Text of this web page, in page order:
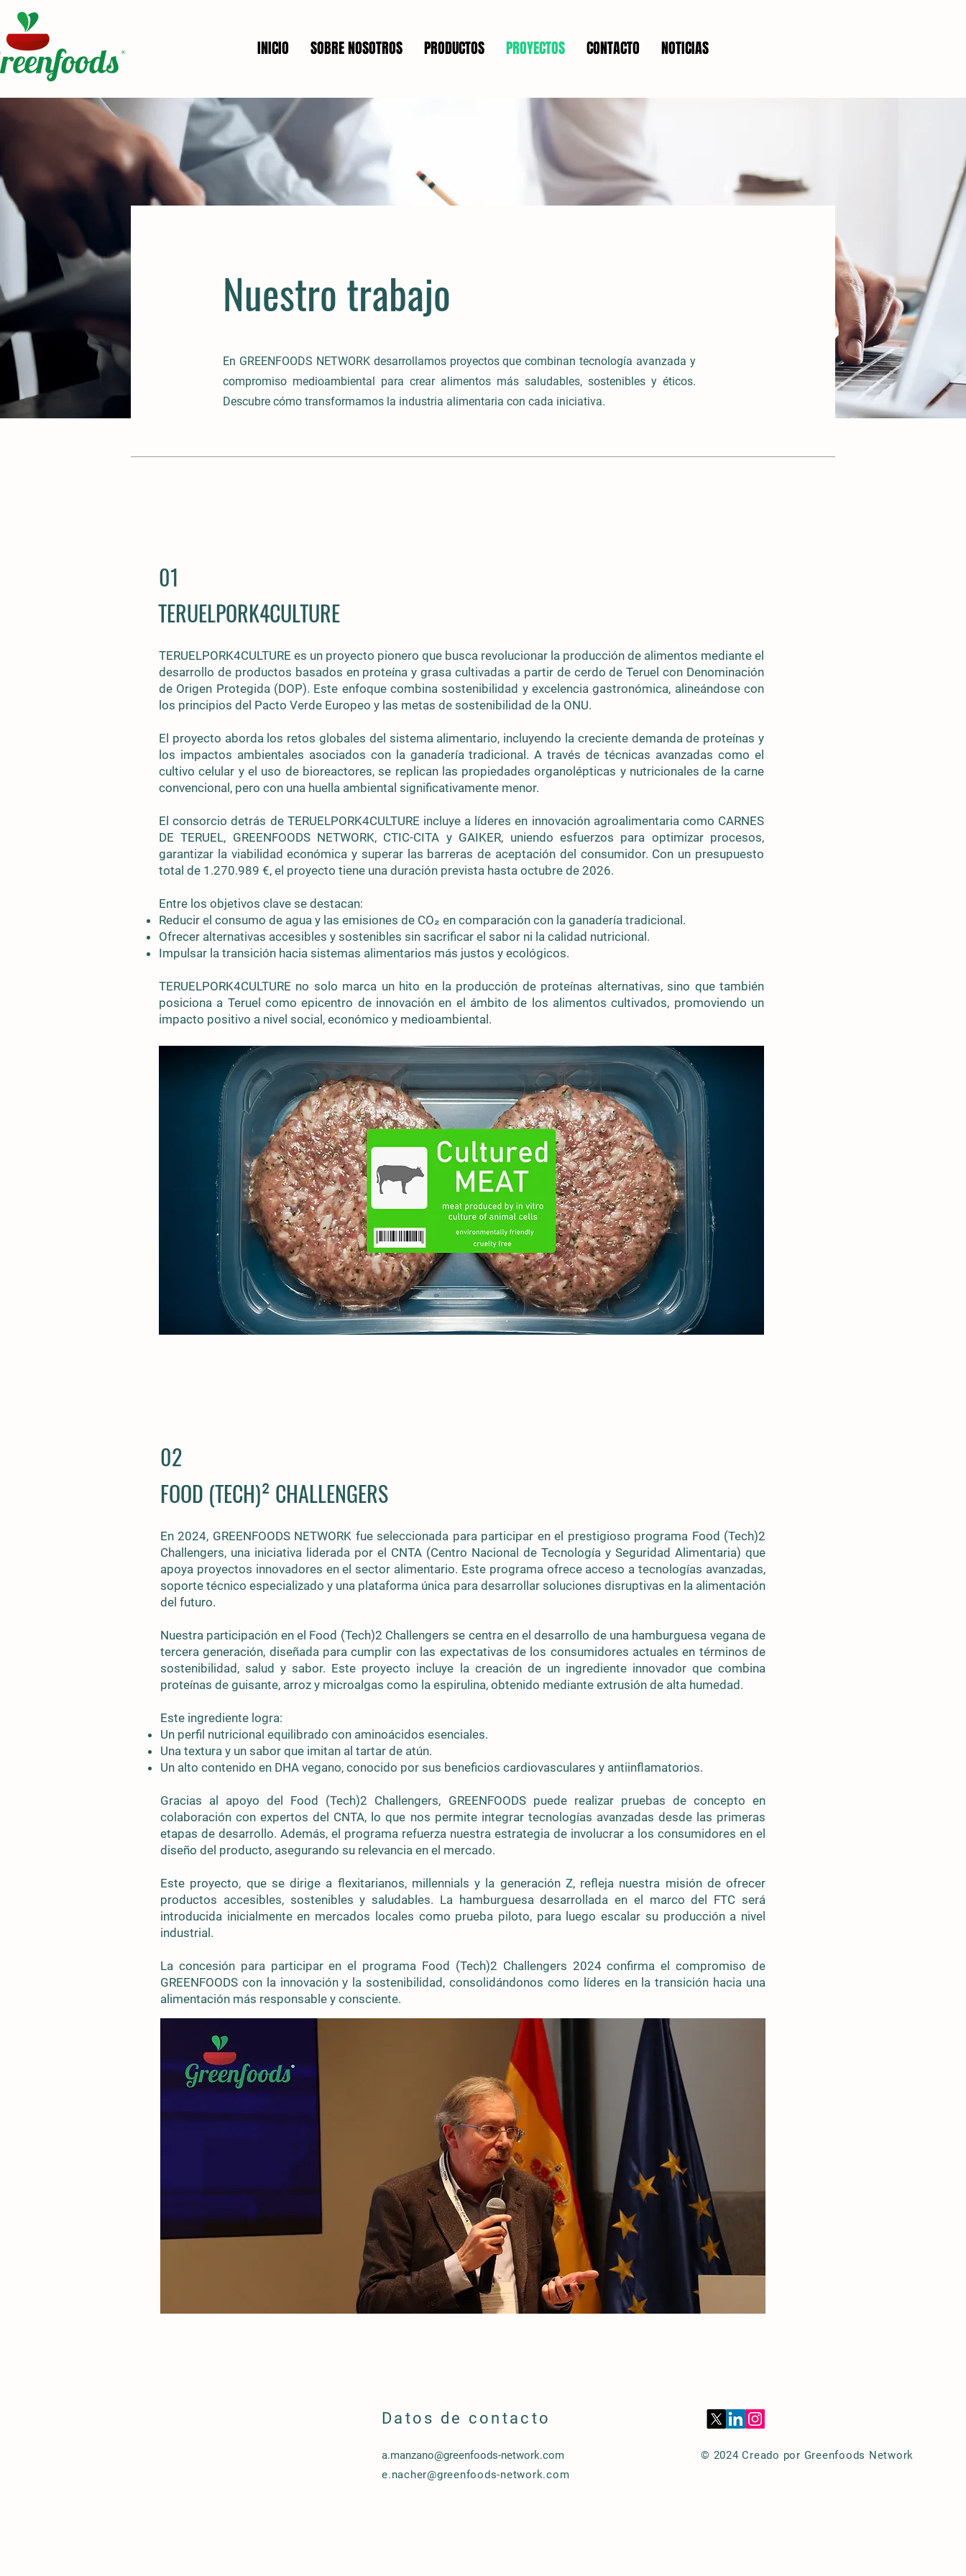
INICIO SOBRE NOSOTROS PRODUCTOS PROYECTOS CONTACTO NOTICIAS
Nuestro trabajo
En GREENFOODS NETWORK desarrollamos proyectos que combinan tecnología avanzada y
compromiso medioambiental para crear alimentos más saludables, sostenibles y éticos.
Descubre cómo transformamos la industria alimentaria con cada iniciativa.
01
TERUELPORK4CULTURE
TERUELPORK4CULTURE es un proyecto pionero que busca revolucionar la producción de alimentos mediante el
desarrollo de productos basados en proteína y grasa cultivadas a partir de cerdo de Teruel con Denominación
de Origen Protegida (DOP). Este enfoque combina sostenibilidad y excelencia gastronómica, alineándose con
los principios del Pacto Verde Europeo y las metas de sostenibilidad de la ONU.
El proyecto aborda los retos globales del sistema alimentario, incluyendo la creciente demanda de proteínas y
los impactos ambientales asociados con la ganadería tradicional. A través de técnicas avanzadas como el
cultivo celular y el uso de bioreactores, se replican las propiedades organolépticas y nutricionales de la carne
convencional, pero con una huella ambiental significativamente menor.
El consorcio detrás de TERUELPORK4CULTURE incluye a líderes en innovación agroalimentaria como CARNES
DE TERUEL, GREENFOODS NETWORK, CTIC-CITA y GAIKER, uniendo esfuerzos para optimizar procesos,
garantizar la viabilidad económica y superar las barreras de aceptación del consumidor. Con un presupuesto
total de 1.270.989 €, el proyecto tiene una duración prevista hasta octubre de 2026.
Entre los objetivos clave se destacan:
Reducir el consumo de agua y las emisiones de CO₂ en comparación con la ganadería tradicional.
Ofrecer alternativas accesibles y sostenibles sin sacrificar el sabor ni la calidad nutricional.
Impulsar la transición hacia sistemas alimentarios más justos y ecológicos.
TERUELPORK4CULTURE no solo marca un hito en la producción de proteínas alternativas, sino que también
posiciona a Teruel como epicentro de innovación en el ámbito de los alimentos cultivados, promoviendo un
impacto positivo a nivel social, económico y medioambiental.
02
FOOD (TECH)² CHALLENGERS
En 2024, GREENFOODS NETWORK fue seleccionada para participar en el prestigioso programa Food (Tech)2
Challengers, una iniciativa liderada por el CNTA (Centro Nacional de Tecnología y Seguridad Alimentaria) que
apoya proyectos innovadores en el sector alimentario. Este programa ofrece acceso a tecnologías avanzadas,
soporte técnico especializado y una plataforma única para desarrollar soluciones disruptivas en la alimentación
del futuro.
Nuestra participación en el Food (Tech)2 Challengers se centra en el desarrollo de una hamburguesa vegana de
tercera generación, diseñada para cumplir con las expectativas de los consumidores actuales en términos de
sostenibilidad, salud y sabor. Este proyecto incluye la creación de un ingrediente innovador que combina
proteínas de guisante, arroz y microalgas como la espirulina, obtenido mediante extrusión de alta humedad.
Este ingrediente logra:
Un perfil nutricional equilibrado con aminoácidos esenciales.
Una textura y un sabor que imitan al tartar de atún.
Un alto contenido en DHA vegano, conocido por sus beneficios cardiovasculares y antiinflamatorios.
Gracias al apoyo del Food (Tech)2 Challengers, GREENFOODS puede realizar pruebas de concepto en
colaboración con expertos del CNTA, lo que nos permite integrar tecnologías avanzadas desde las primeras
etapas de desarrollo. Además, el programa refuerza nuestra estrategia de involucrar a los consumidores en el
diseño del producto, asegurando su relevancia en el mercado.
Este proyecto, que se dirige a flexitarianos, millennials y la generación Z, refleja nuestra misión de ofrecer
productos accesibles, sostenibles y saludables. La hamburguesa desarrollada en el marco del FTC será
introducida inicialmente en mercados locales como prueba piloto, para luego escalar su producción a nivel
industrial.
La concesión para participar en el programa Food (Tech)2 Challengers 2024 confirma el compromiso de
GREENFOODS con la innovación y la sostenibilidad, consolidándonos como líderes en la transición hacia una
alimentación más responsable y consciente.
Datos de contacto
a.manzano@greenfoods-network.com
e.nacher@greenfoods-network.com
© 2024 Creado por Greenfoods Network